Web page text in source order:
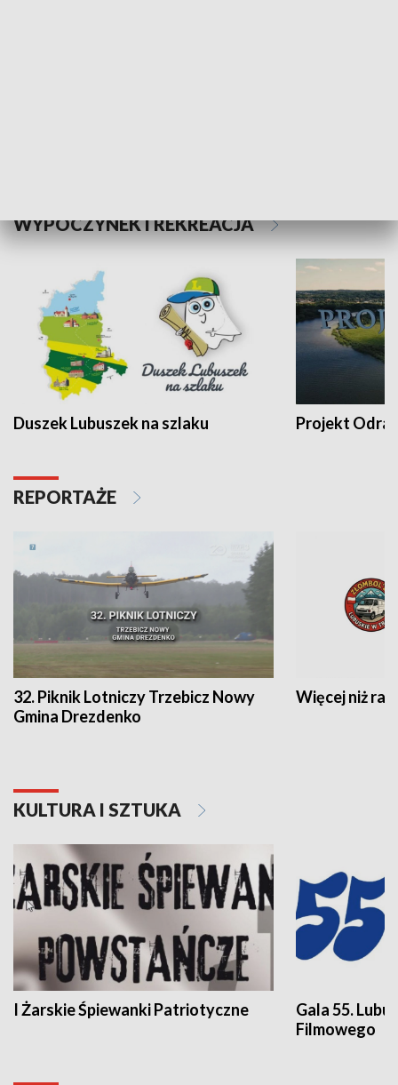
WYPOCZYNEK I REKREACJA
Duszek Lubuszek na szlaku Projekt Odra
REPORTAŻE
32. Piknik Lotniczy Trzebicz Nowy
Gmina Drezdenko
Więcej niż rajd
KULTURA I SZTUKA
I Żarskie Śpiewanki Patriotyczne
Gala 55.
Filmowego